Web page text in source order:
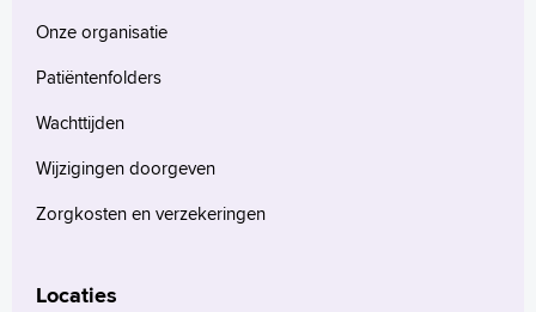
Onze organisatie
Patiëntenfolders
Wachttijden
Wijzigingen doorgeven
Zorgkosten en verzekeringen
Locaties